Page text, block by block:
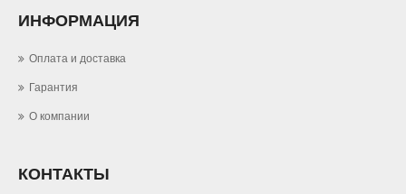
ИНФОРМАЦИЯ
Оплата и доставка
Гарантия
О компании
КОНТАКТЫ